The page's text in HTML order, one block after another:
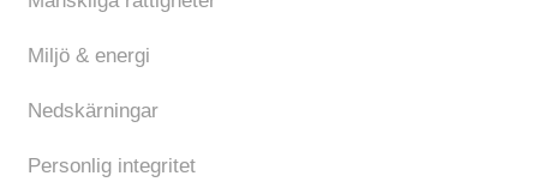
Miljö & energi
Nedskärningar
Personlig integritet